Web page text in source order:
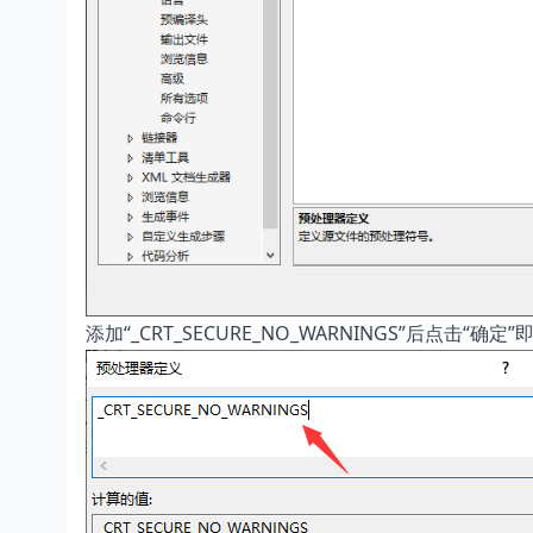
添加“_CRT_SECURE_NO_WARNINGS”后点击“确定”